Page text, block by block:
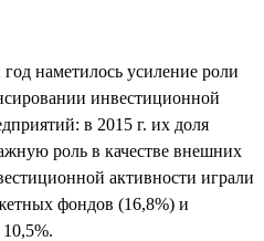
наметилось усиление роли
инвестиционной
в 2015 г. их доля
роль в качестве внешних
активности играли
фондов (16,8%) и